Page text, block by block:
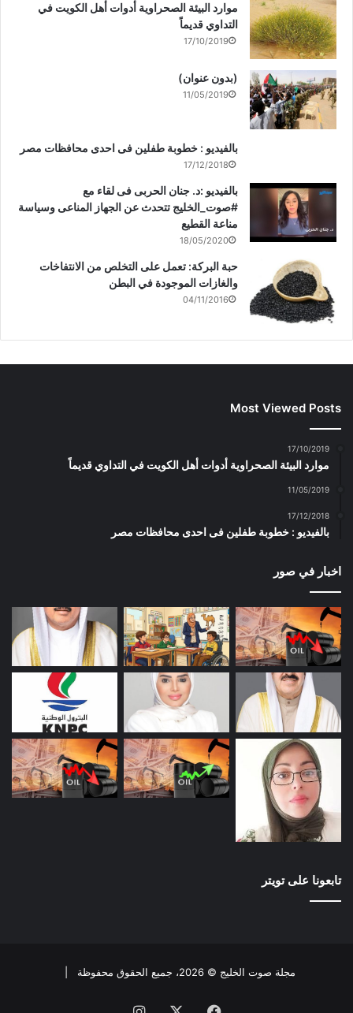
موارد البيئة الصحراوية أدوات أهل الكويت في
التداوي قديماً
17/10/2019
(بدون عنوان)
11/05/2019
بالفيديو : خطوبة طفلين فى احدى محافظات مصر
17/12/2018
بالفيديو :د. جنان الحربى فى لقاء مع
#صوت_الخليج تتحدث عن الجهاز المناعى وسياسة
مناعة القطيع
18/05/2020
حبة البركة: تعمل على التخلص من الانتفاخات
والغازات الموجودة في البطن
04/11/2016
Most Viewed Posts
17/10/2019
موارد البيئة الصحراوية أدوات أهل الكويت في التداوي قديماً
11/05/2019
17/12/2018
بالفيديو : خطوبة طفلين فى احدى محافظات مصر
اخبار في صور
تابعونا على تويتر
مجلة صوت الخليج © 2026، جميع الحقوق محفوظة |